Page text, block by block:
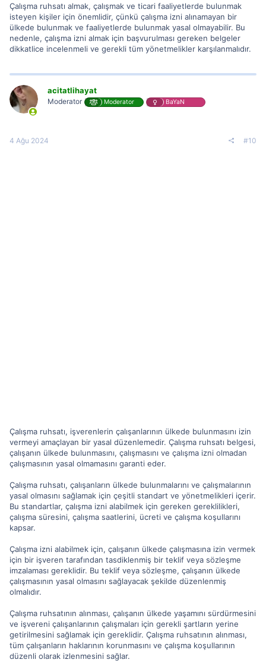
Çalışma ruhsatı almak, çalışmak ve ticari faaliyetlerde bulunmak
isteyen kişiler için önemlidir, çünkü çalışma izni alınamayan bir
ülkede bulunmak ve faaliyetlerde bulunmak yasal olmayabilir. Bu
nedenle, çalışma izni almak için başvurulması gereken belgeler
dikkatlice incelenmeli ve gerekli tüm yönetmelikler karşılanmalıdır.
acitatlihayat
Moderator Moderator BaYaN
4 Ağu 2024 #10
Çalışma ruhsatı, işverenlerin çalışanlarının ülkede bulunmasını izin
vermeyi amaçlayan bir yasal düzenlemedir. Çalışma ruhsatı belgesi,
çalışanın ülkede bulunmasını, çalışmasını ve çalışma izni olmadan
çalışmasının yasal olmamasını garanti eder.
Çalışma ruhsatı, çalışanların ülkede bulunmalarını ve çalışmalarının
yasal olmasını sağlamak için çeşitli standart ve yönetmelikleri içerir.
Bu standartlar, çalışma izni alabilmek için gereken gereklilikleri,
çalışma süresini, çalışma saatlerini, ücreti ve çalışma koşullarını
kapsar.
Çalışma izni alabilmek için, çalışanın ülkede çalışmasına izin vermek
için bir işveren tarafından tasdiklenmiş bir teklif veya sözleşme
imzalaması gereklidir. Bu teklif veya sözleşme, çalışanın ülkede
çalışmasının yasal olmasını sağlayacak şekilde düzenlenmiş
olmalıdır.
Çalışma ruhsatının alınması, çalışanın ülkede yaşamını sürdürmesini
ve işvereni çalışanlarının çalışmaları için gerekli şartların yerine
getirilmesini sağlamak için gereklidir. Çalışma ruhsatının alınması,
tüm çalışanların haklarının korunmasını ve çalışma koşullarının
düzenli olarak izlenmesini sağlar.